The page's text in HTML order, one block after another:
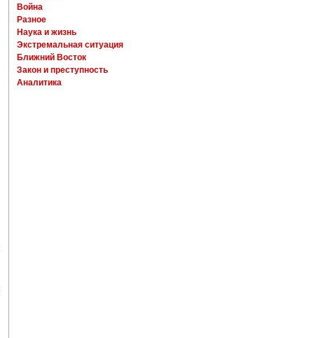
Война
Разное
Наука и жизнь
Экстремальная ситуация
Ближний Восток
Закон и преступность
Аналитика